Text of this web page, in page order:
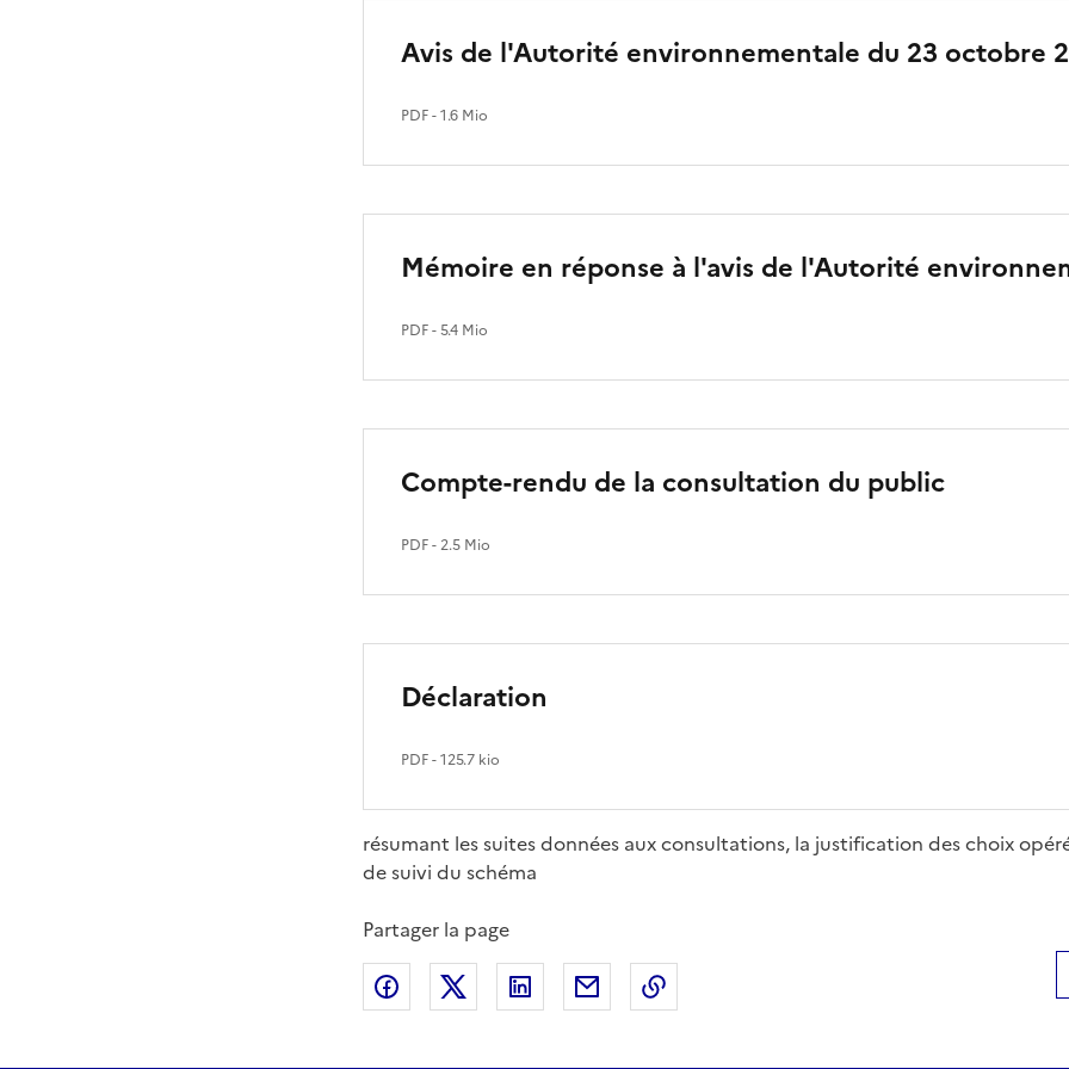
Avis de l'Autorité environnementale du 23 octobre
PDF- 1.6 Mio
Mémoire en réponse à l'avis de l'Autorité
PDF- 5.4 Mio
Compte-rendu de la consultation du public
PDF- 2.5 Mio
Déclaration
PDF- 125.7 kio
résumant les suites données aux consultations, la justification des choix
de suivi du schéma
Partager la page
Partager sur Facebook
Partager sur XPartager sur LinkedIn
Partager par emailCopier le lien de la page dans le presse-